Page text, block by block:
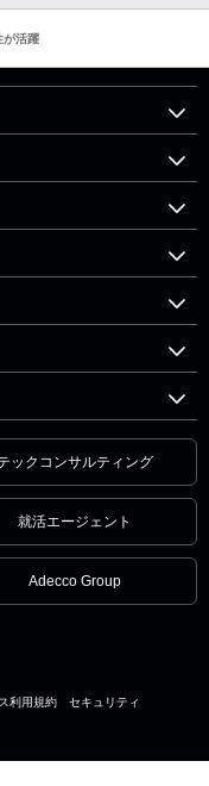
が活躍
ックコンサルティング
就活エージェント
Adecco Group
利用規約 セキュリティ